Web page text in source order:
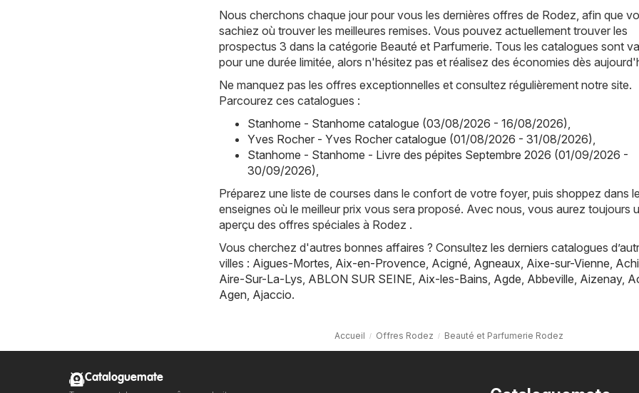
Nous cherchons chaque jour pour vous les dernières offres de Rodez, afin que
sachiez où trouver les meilleures remises. Vous pouvez actuellement trouver les
prospectus 3 dans la catégorie Beauté et Parfumerie. Tous les catalogues sont
pour une durée limitée, alors n'hésitez pas et réalisez des économies dès
Ne manquez pas les offres exceptionnelles et consultez régulièrement notre site.
Parcourez ces catalogues :
Stanhome - Stanhome catalogue (03/08/2026 - 16/08/2026)
Yves Rocher - Yves Rocher catalogue (01/08/2026 - 31/08/2026)
Stanhome - Stanhome - Livre des pépites Septembre 2026 (01/09/2026 -
30/09/2026)
Préparez une liste de courses dans le confort de votre foyer, puis shoppez dans
enseignes où le meilleur prix vous sera proposé. Avec nous, vous aurez toujours
aperçu des offres spéciales à Rodez .
Vous cherchez d'autres bonnes affaires ? Consultez les derniers catalogues
villes : Aigues-Mortes Aix-en-Provence Acigné Agneaux Aixe-sur-Vienne
Aire-Sur-La-Lys ABLON SUR SEINE Aix-les-Bains Agde Abbeville Aizenay,
Agen Ajaccio.
Accueil Offres Rodez Beauté et Parfumerie Rodez
Cataloguemate